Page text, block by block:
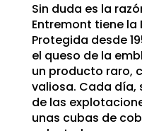
Sin duda es la
Entremont tiene la
Protegida desde
el queso de la
un producto raro,
valiosa. Cada día,
de las
unas cubas de